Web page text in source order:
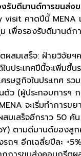
รับดีมานด์การขนส่ง
visit คาดปีนี้ MENA
เพื่อรองรับดีมานด์ก
ผสมเสร็จ: ฝ่ายวิจัย
นประเทศปีนี้จะเพิ่มขึ้น
รษฐกิจในประเทศ รว
ว (ผู้ประกอบการฯ
จะเริ่มทำการข
มเสร็จอีกราว 50 คั
ตามดีมานด์ของ
รถฯ อีกเฉลี่ยปีละ